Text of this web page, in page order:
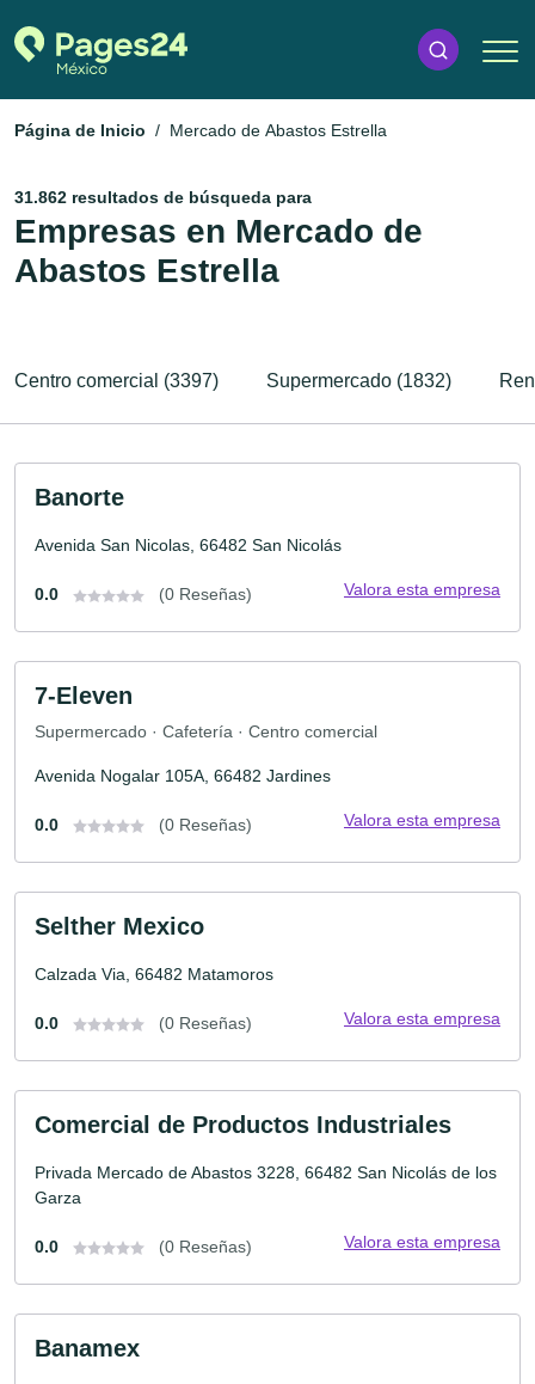
Página de Inicio Mercado de Abastos Estrella
31.862 resultados de búsqueda para
Empresas en Mercado de
Abastos Estrella
Centro comercial (3397) Supermercado (1832)
Banorte
Avenida San Nicolas, 66482 San Nicolás
0.0 (0 Reseñas) Valora esta empresa
7-Eleven
Supermercado · Cafetería · Centro comercial
Avenida Nogalar 105A, 66482 Jardines
0.0 (0 Reseñas) Valora esta empresa
Selther Mexico
Calzada Via, 66482 Matamoros
0.0 (0 Reseñas) Valora esta empresa
Comercial de Productos Industriales
Privada Mercado de Abastos 3228, 66482 San Nicolás de los
Garza
0.0 (0 Reseñas) Valora esta empresa
Banamex